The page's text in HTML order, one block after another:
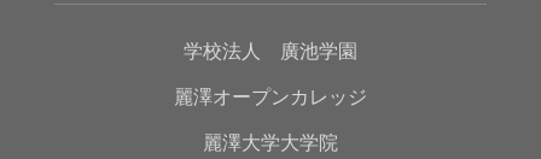
学校法人 廣池学園
麗澤オープンカレッジ
麗澤大学大学院